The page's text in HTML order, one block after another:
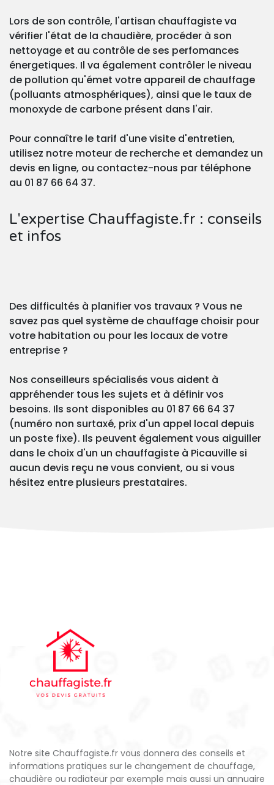
Lors de son contrôle, l'artisan chauffagiste va
vérifier l'état de la chaudière, procéder à son
nettoyage et au contrôle de ses perfomances
énergetiques. Il va également contrôler le niveau
de pollution qu'émet votre appareil de chauffage
(polluants atmosphériques), ainsi que le taux de
monoxyde de carbone présent dans l'air.
Pour connaître le tarif d'une visite d'entretien,
utilisez notre moteur de recherche et demandez un
devis en ligne, ou contactez-nous par téléphone
au 01 87 66 64 37.
L'expertise Chauffagiste.fr : conseils
et infos
Des difficultés à planifier vos travaux ? Vous ne
savez pas quel système de chauffage choisir pour
votre habitation ou pour les locaux de votre
entreprise ?
Nos conseilleurs spécialisés vous aident à
appréhender tous les sujets et à définir vos
besoins. Ils sont disponibles au 01 87 66 64 37
(numéro non surtaxé, prix d'un appel local depuis
un poste fixe). Ils peuvent également vous aiguiller
dans le choix d'un un chauffagiste à Picauville si
aucun devis reçu ne vous convient, ou si vous
hésitez entre plusieurs prestataires.
Notre site Chauffagiste.fr vous donnera des conseils et
informations pratiques sur le changement de chauffage,
chaudière ou radiateur par exemple mais aussi un annuaire